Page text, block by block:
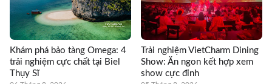
Khám phá bảo tàng Omega: 4
trải nghiệm cực chất tại Biel
Thụy Sĩ
Trải nghiệm VietCharm Dining
Show: Ăn ngon kết hợp xem
show cực đỉnh